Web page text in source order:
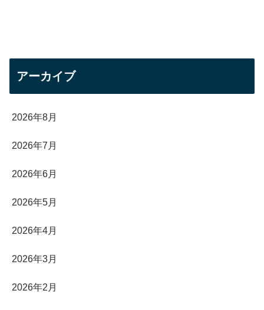
アーカイブ
2026年8月
2026年7月
2026年6月
2026年5月
2026年4月
2026年3月
2026年2月